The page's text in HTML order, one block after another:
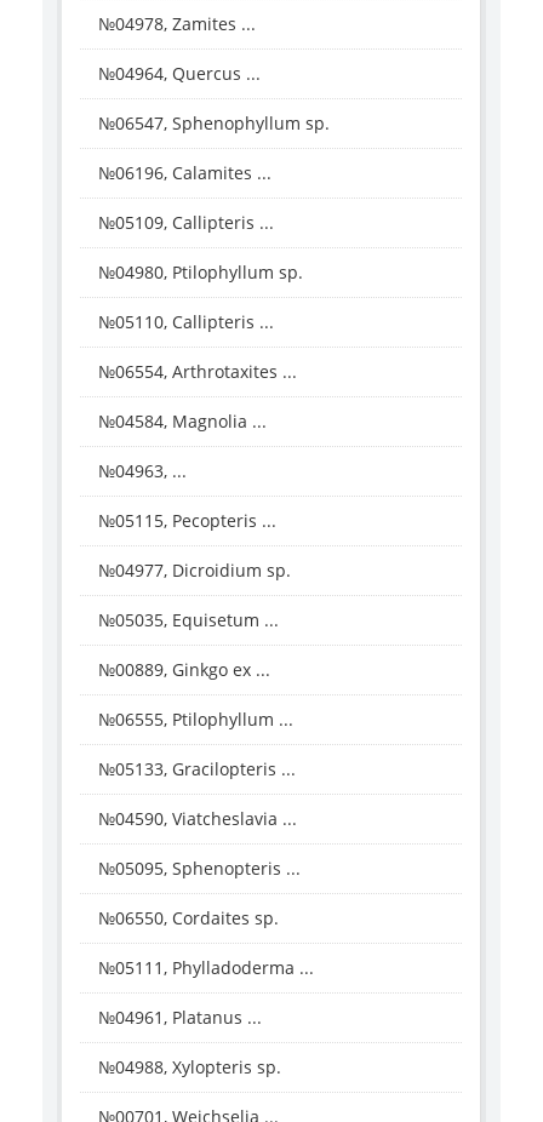
№04978, Zamites ...
№04964, Quercus ...
№06547, Sphenophyllum sp.
№06196, Calamites ...
№05109, Callipteris ...
№04980, Ptilophyllum sp.
№05110, Callipteris ...
№06554, Arthrotaxites ...
№04584, Magnolia ...
№04963, ...
№05115, Pecopteris ...
№04977, Dicroidium sp.
№05035, Equisetum ...
№00889, Ginkgo ex ...
№06555, Ptilophyllum ...
№05133, Gracilopteris ...
№04590, Viatcheslavia ...
№05095, Sphenopteris ...
№06550, Cordaites sp.
№05111, Phylladoderma ...
№04961, Platanus ...
№04988, Xylopteris sp.
№00701, Weichselia ...